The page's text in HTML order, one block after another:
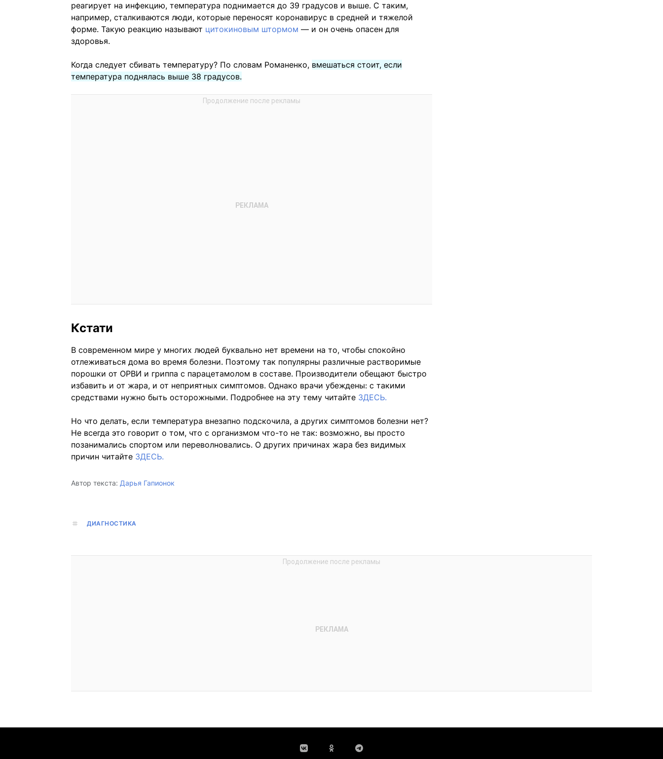
реагирует на инфекцию, температура поднимается до 39 градусов и выше. С таким,
например, сталкиваются люди, которые переносят коронавирус в средней и тяжелой
форме. Такую реакцию называют цитокиновым штормом — и он очень опасен для
здоровья.
Когда следует сбивать температуру? По словам Романенко, вмешаться стоит, если
температура поднялась выше 38 градусов.
Кстати
В современном мире у многих людей буквально нет времени на то, чтобы спокойно
отлеживаться дома во время болезни. Поэтому так популярны различные растворимые
порошки от ОРВИ и гриппа с парацетамолом в составе. Производители обещают быстро
избавить и от жара, и от неприятных симптомов. Однако врачи убеждены: с такими
средствами нужно быть осторожными. Подробнее на эту тему читайте ЗДЕСЬ.
Но что делать, если температура внезапно подскочила, а других симптомов болезни нет?
Не всегда это говорит о том, что с организмом что-то не так: возможно, вы просто
позанимались спортом или переволновались. О других причинах жара без видимых
причин читайте ЗДЕСЬ.
Автор текста: Дарья Гапионок
ДИАГНОСТИКА